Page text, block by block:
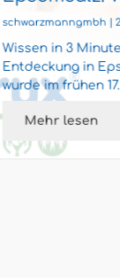
schwarzmanngmbh |
Wissen in 3
Entdeckung in
wurde im frühen
Epsom in England
Mehr lesen